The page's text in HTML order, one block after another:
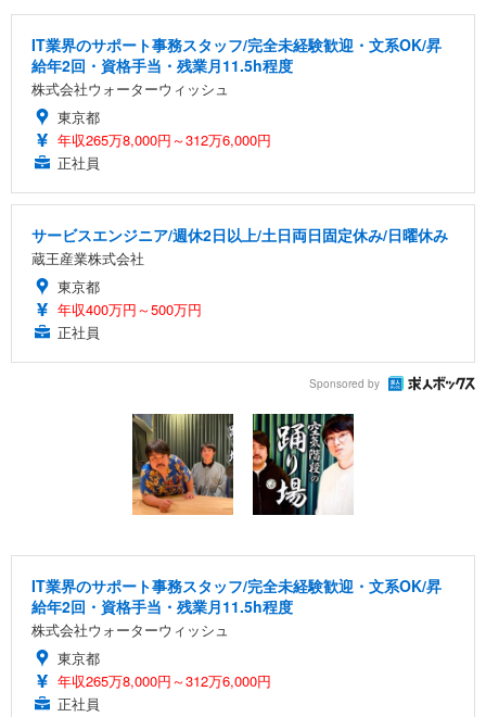
IT業界のサポート事務スタッフ/完全未経験歓迎・文系OK/昇
給年2回・資格手当・残業月11.5h程度
株式会社ウォーターウィッシュ
東京都
年収265万8,000円～312万6,000円
正社員
サービスエンジニア/週休2日以上/土日両日固定休み/日曜休み
蔵王産業株式会社
東京都
年収400万円～500万円
正社員
Sponsored by
IT業界のサポート事務スタッフ/完全未経験歓迎・文系OK/昇
給年2回・資格手当・残業月11.5h程度
株式会社ウォーターウィッシュ
東京都
年収265万8,000円～312万6,000円
正社員